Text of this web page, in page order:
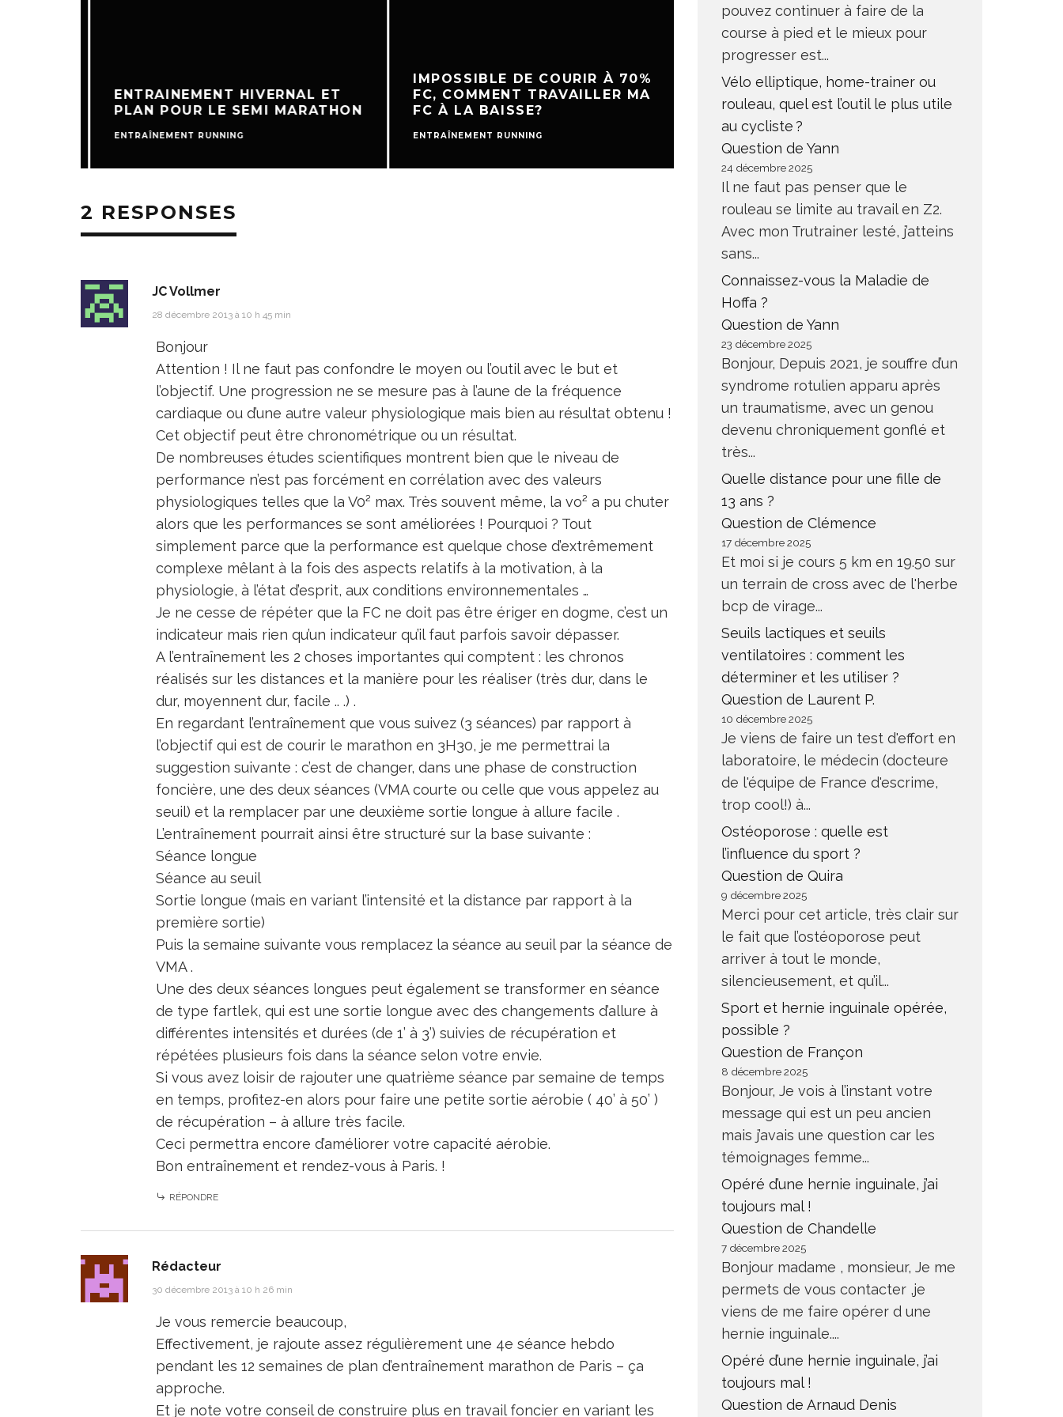
ENTRAINEMENT HIVERNAL ET
PLAN POUR LE SEMI MARATHON
ENTRAÎNEMENT RUNNING
IMPOSSIBLE DE COURIR À 70%
FC, COMMENT TRAVAILLER MA
FC À LA BAISSE?
ENTRAÎNEMENT RUNNING
SEMI-MARATHON LÉGÈREMENT
VALLONNÉ : PLAN
D’ENTRAÎNEMENT CLASSIQUE
OU À ADAPTER ? ET COMMENT
ENTRAÎNEMENT RUNNING
2 RESPONSES
JC Vollmer
28 décembre 2013 à 10 h 45 min
Bonjour
Attention ! Il ne faut pas confondre le moyen ou l’outil avec le but et
l’objectif. Une progression ne se mesure pas à l’aune de la fréquence
cardiaque ou d’une autre valeur physiologique mais bien au résultat obtenu !
Cet objectif peut être chronométrique ou un résultat.
De nombreuses études scientifiques montrent bien que le niveau de
performance n’est pas forcément en corrélation avec des valeurs
physiologiques telles que la V0² max. Très souvent même, la vo² a pu chuter
alors que les performances se sont améliorées ! Pourquoi ? Tout
simplement parce que la performance est quelque chose d’extrêmement
complexe mêlant à la fois des aspects relatifs à la motivation, à la
physiologie, à l’état d’esprit, aux conditions environnementales …
Je ne cesse de répéter que la FC ne doit pas être ériger en dogme, c’est un
indicateur mais rien qu’un indicateur qu’il faut parfois savoir dépasser.
A l’entraînement les 2 choses importantes qui comptent : les chronos
réalisés sur les distances et la manière pour les réaliser (très dur, dans le
dur, moyennent dur, facile .. .) .
En regardant l’entraînement que vous suivez (3 séances) par rapport à
l’objectif qui est de courir le marathon en 3H30, je me permettrai la
suggestion suivante : c’est de changer, dans une phase de construction
foncière, une des deux séances (VMA courte ou celle que vous appelez au
seuil) et la remplacer par une deuxième sortie longue à allure facile .
L’entraînement pourrait ainsi être structuré sur la base suivante :
Séance longue
Séance au seuil
Sortie longue (mais en variant l’intensité et la distance par rapport à la
première sortie)
Puis la semaine suivante vous remplacez la séance au seuil par la séance de
VMA .
Une des deux séances longues peut également se transformer en séance
de type fartlek, qui est une sortie longue avec des changements d’allure à
différentes intensités et durées (de 1’ à 3’) suivies de récupération et
répétées plusieurs fois dans la séance selon votre envie.
Si vous avez loisir de rajouter une quatrième séance par semaine de temps
en temps, profitez-en alors pour faire une petite sortie aérobie ( 40’ à 50’ )
de récupération – à allure très facile.
Ceci permettra encore d’améliorer votre capacité aérobie.
Bon entraînement et rendez-vous à Paris. !
RÉPONDRE
Rédacteur
30 décembre 2013 à 10 h 26 min
Je vous remercie beaucoup,
Effectivement, je rajoute assez régulièrement une 4e séance hebdo
pendant les 12 semaines de plan d’entraînement marathon de Paris – ça
approche.
Et je note votre conseil de construire plus en travail foncier en variant les
pouvez continuer à faire de la
course à pied et le mieux pour
progresser est...
Vélo elliptique, home-trainer ou
rouleau, quel est l’outil le plus utile
au cycliste ?
Question de Yann
24 décembre 2025
Il ne faut pas penser que le
rouleau se limite au travail en Z2.
Avec mon Trutrainer lesté, j’atteins
sans...
Connaissez-vous la Maladie de
Hoffa ?
Question de Yann
23 décembre 2025
Bonjour, Depuis 2021, je souffre d’un
syndrome rotulien apparu après
un traumatisme, avec un genou
devenu chroniquement gonflé et
très...
Quelle distance pour une fille de
13 ans ?
Question de Clémence
17 décembre 2025
Et moi si je cours 5 km en 19.50 sur
un terrain de cross avec de l'herbe
bcp de virage...
Seuils lactiques et seuils
ventilatoires : comment les
déterminer et les utiliser ?
Question de Laurent P.
10 décembre 2025
Je viens de faire un test d'effort en
laboratoire, le médecin (docteure
de l'équipe de France d'escrime,
trop cool!) à...
Ostéoporose : quelle est
l’influence du sport ?
Question de Quira
9 décembre 2025
Merci pour cet article, très clair sur
le fait que l’ostéoporose peut
arriver à tout le monde,
silencieusement, et qu’il...
Sport et hernie inguinale opérée,
possible ?
Question de Françon
8 décembre 2025
Bonjour, Je vois à l’instant votre
message qui est un peu ancien
mais j’avais une question car les
témoignages femme...
Opéré d’une hernie inguinale, j’ai
toujours mal !
Question de Chandelle
7 décembre 2025
Bonjour madame , monsieur, Je me
permets de vous contacter ,je
viens de me faire opérer d une
hernie inguinale....
Opéré d’une hernie inguinale, j’ai
toujours mal !
Question de Arnaud Denis